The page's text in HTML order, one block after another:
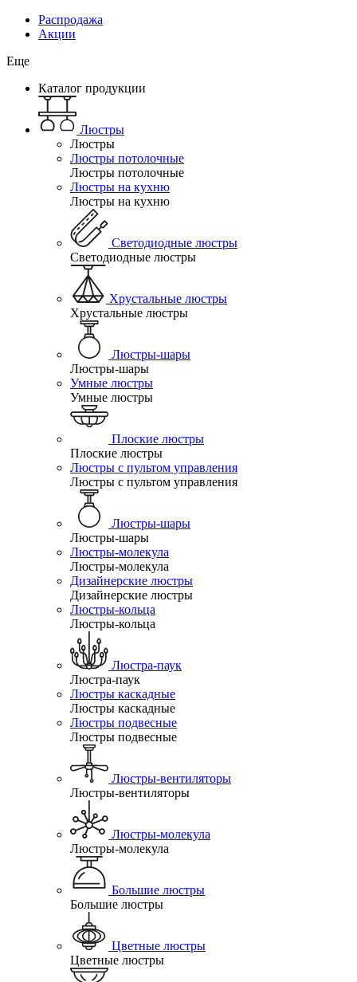
Распродажа
Акции
Еще
Каталог продукции
Люстры
Люстры
Люстры потолочные
Люстры потолочные
Люстры на кухню
Люстры на кухню
Светодиодные люстры
Светодиодные люстры
Хрустальные люстры
Хрустальные люстры
Люстры-шары
Люстры-шары
Умные люстры
Умные люстры
Плоские люстры
Плоские люстры
Люстры с пультом управления
Люстры с пультом управления
Люстры-шары
Люстры-шары
Люстры-молекула
Люстры-молекула
Дизайнерские люстры
Дизайнерские люстры
Люстры-кольца
Люстры-кольца
Люстра-паук
Люстра-паук
Люстры каскадные
Люстры каскадные
Люстры подвесные
Люстры подвесные
Люстры-вентиляторы
Люстры-вентиляторы
Люстры-молекула
Люстры-молекула
Большие люстры
Большие люстры
Цветные люстры
Цветные люстры